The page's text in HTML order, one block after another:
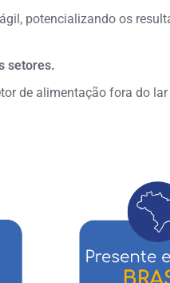
potencializando os
setores.
de alimentação fora do